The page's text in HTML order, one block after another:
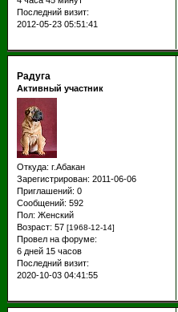
Последний визит:
2012-05-23 05:51:41
Радуга
Активный участник
Откуда: г.Абакан
Зарегистрирован: 2011-06-06
Приглашений: 0
Сообщений: 592
Пол: Женский
Возраст: 57 [1968-12-14]
Провел на форуме:
6 дней 15 часов
Последний визит:
2020-10-03 04:41:55